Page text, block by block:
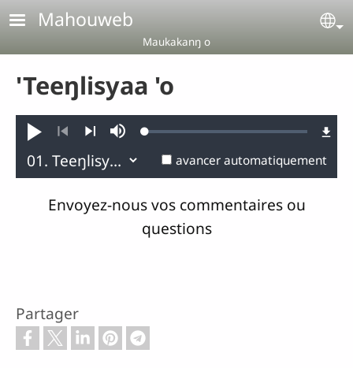
Aller au contenu principal
Mahouweb
Maukakanŋ o
'Teeŋlisyaa 'o
Jouer
PrécédentSuivant
SourdineLoaded:
avancer automatiquement
Envoyez-nous vos commentaires ou
questions
Partager